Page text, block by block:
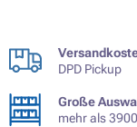
DPD Pickup
Große
mehr als